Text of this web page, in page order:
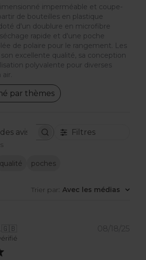
imperméable et coupe-
de bouteilles en plastique
d'un doublure en microfibre
rapide et d'une poche
de polaire pour le rangement. Les
excellente qualité, sa conception
polyvalente pour diverses
par thèmes
Rechercher
Filtres
qualité poches
Trier par: Avec les médias
🇬🇧 08/18/25